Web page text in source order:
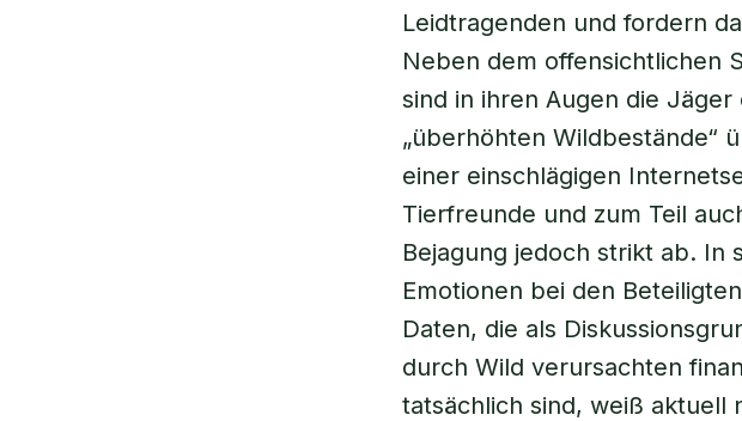
Leidtragenden und fordern
Neben dem offensichtlichen
sind in ihren Augen die
„überhöhten Wildbestände“
einer einschlägigen
Tierfreunde und zum Teil
Bejagung jedoch strikt ab.
Emotionen bei den
Daten, die als
durch Wild verursachten
tatsächlich sind, weiß aktuell